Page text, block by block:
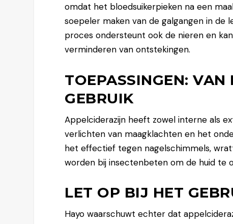
omdat het bloedsuikerpieken na een
soepeler maken van de galgangen in de
proces ondersteunt ook de nieren en
verminderen van ontstekingen.
TOEPASSINGEN:
GEBRUIK
Appelciderazijn heeft zowel interne als
verlichten van maagklachten en het
het effectief tegen nagelschimmels,
worden bij insectenbeten om de huid te
LET OP BIJ HET
Hayo waarschuwt echter dat